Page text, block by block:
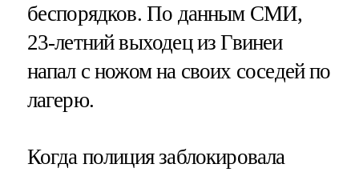
беспорядков. По данным СМИ,
23-летний выходец из Гвинеи
напал с ножом на своих соседей по
лагерю.
Когда полиция заблокировала